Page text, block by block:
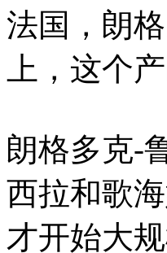
法国，朗
上，这个
朗格多克-
西拉和歌
才开始大